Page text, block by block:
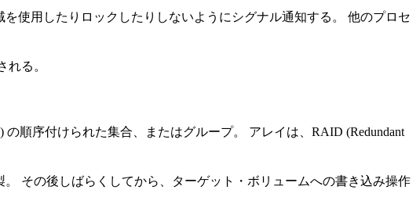
使用したりロックしたりしないようにシグナル通知する。 他のプロセ
る。
順序付けられた集合、またはグループ。 アレイは、RAID (Redundant
その後しばらくしてから、ターゲット・ボリュームへの書き込み操作